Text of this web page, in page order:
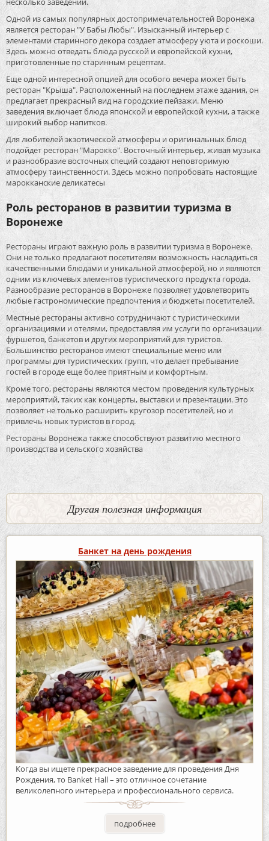
Одной из самых популярных достопримечательностей Воронежа
является ресторан "У Бабы Любы". Изысканный интерьер с
элементами старинного декора создает атмосферу уюта и роскоши.
Здесь можно отведать блюда русской и европейской кухни,
приготовленные по старинным рецептам.
Еще одной интересной опцией для особого вечера может быть
ресторан "Крыша". Расположенный на последнем этаже здания, он
предлагает прекрасный вид на городские пейзажи. Меню
заведения включает блюда японской и европейской кухни, а также
широкий выбор напитков.
Для любителей экзотической атмосферы и оригинальных блюд
подойдет ресторан "Марокко". Восточный интерьер, живая музыка
и разнообразие восточных специй создают неповторимую
атмосферу таинственности. Здесь можно попробовать настоящие
марокканские деликатесы
Роль ресторанов в развитии туризма в
Воронеже
Рестораны играют важную роль в развитии туризма в Воронеже.
Они не только предлагают посетителям возможность насладиться
качественными блюдами и уникальной атмосферой, но и являются
одним из ключевых элементов туристического продукта города.
Разнообразие ресторанов в Воронеже позволяет удовлетворить
любые гастрономические предпочтения и бюджеты посетителей.
Местные рестораны активно сотрудничают с туристическими
организациями и отелями, предоставляя им услуги по организации
фуршетов, банкетов и других мероприятий для туристов.
Большинство ресторанов имеют специальные меню или
программы для туристических групп, что делает пребывание
гостей в городе еще более приятным и комфортным.
Кроме того, рестораны являются местом проведения культурных
мероприятий, таких как концерты, выставки и презентации. Это
позволяет не только расширить кругозор посетителей, но и
привлечь новых туристов в город.
Рестораны Воронежа также способствуют развитию местного
производства и сельского хозяйства
Другая полезная информация
Банкет на день рождения
Когда вы ищете прекрасное заведение для проведения Дня
Рождения, то Banket Hall – это отличное сочетание
великолепного интерьера и профессионального сервиса.
подробнее